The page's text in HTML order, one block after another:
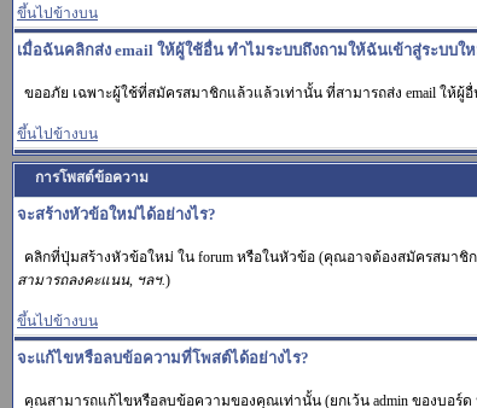
ขึ้นไปข้างบน
เมื่อฉันคลิกส่ง email ให้ผู้ใช้อื่น ทำไมระบบถึงถามให้ฉันเข้าสู่ระบบใ
ขออภัย เฉพาะผู้ใช้ที่สมัครสมาชิกแล้วแล้วเท่านั้น ที่สามารถส่ง email ให้
ขึ้นไปข้างบน
การโพสต์ข้อความ
จะสร้างหัวข้อใหม่ได้อย่างไร?
คลิกที่ปุ่มสร้างหัวข้อใหม่ ใน forum หรือในหัวข้อ (คุณอาจต้องสมัครสมา
สามารถลงคะแนน, ฯลฯ.)
ขึ้นไปข้างบน
จะแก้ไขหรือลบข้อความที่โพสต์ได้อย่างไร?
คุณสามารถแก้ไขหรือลบข้อความของคุณเท่านั้น (ยกเว้น admin ของบอร์